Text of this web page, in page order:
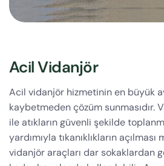
Acil Vidanjör
Acil vidanjör hizmetinin en büyük
kaybetmeden çözüm sunmasıdır.
ile atıkların güvenli şekilde
yardımıyla tıkanıklıkların
vidanjör araçları dar sokaklardan